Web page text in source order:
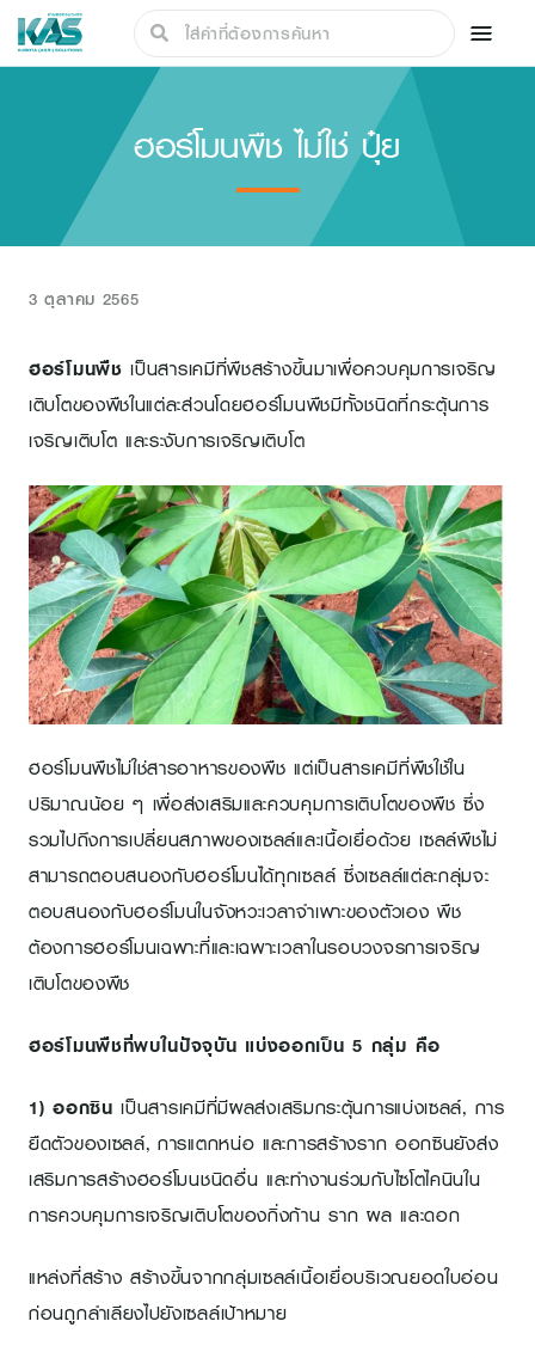
ฮอร์โมนพืช ไม่ใช่ ปุ๋ย
3 ตุลาคม 2565
ฮอร์โมนพืช เป็นสารเคมีที่พืชสร้างขึ้นมาเพื่อควบคุมการเจริญ
เติบโตของพืชในแต่ละส่วนโดยฮอร์โมนพืชมีทั้งชนิดที่กระตุ้นการ
เจริญเติบโต และระงับการเจริญเติบโต
ฮอร์โมนพืชไม่ใช่สารอาหารของพืช แต่เป็นสารเคมีที่พืชใช้ใน
ปริมาณน้อย ๆ เพื่อส่งเสริมและควบคุมการเติบโตของพืช ซึ่ง
รวมไปถึงการเปลี่ยนสภาพของเซลล์และเนื้อเยื่อด้วย เซลล์พืชไม่
สามารถตอบสนองกับฮอร์โมนได้ทุกเซลล์ ซึ่งเซลล์แต่ละกลุ่มจะ
ตอบสนองกับฮอร์โมนในจังหวะเวลาจำเพาะของตัวเอง พืช
ต้องการฮอร์โมนเฉพาะที่และเฉพาะเวลาในรอบวงจรการเจริญ
เติบโตของพืช
ฮอร์โมนพืชที่พบในปัจจุบัน แบ่งออกเป็น 5 กลุ่ม คือ
1) ออกซิน เป็นสารเคมีที่มีผลส่งเสริมกระตุ้นการแบ่งเซลล์, การ
ยืดตัวของเซลล์, การแตกหน่อ และการสร้างราก ออกซินยังส่ง
เสริมการสร้างฮอร์โมนชนิดอื่น และทำงานร่วมกับไซโตไคนินใน
การควบคุมการเจริญเติบโตของกิ่งก้าน ราก ผล และดอก
แหล่งที่สร้าง สร้างขึ้นจากกลุ่มเซลล์เนื้อเยื่อบริเวณยอดใบอ่อน
ก่อนถูกลำเลียงไปยังเซลล์เป้าหมาย